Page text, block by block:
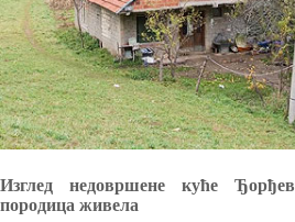
Изглед недовршене куће
породица живела